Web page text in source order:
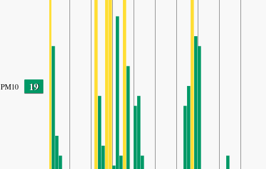
PM10 19